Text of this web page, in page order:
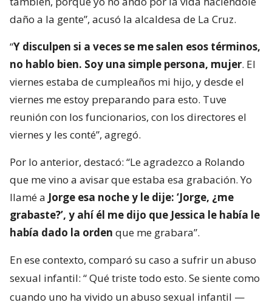
daño a la gente”, acusó la alcaldesa de La Cruz.
“Y disculpen si a veces se me salen esos términos,
no hablo bien. Soy una simple persona, mujer. El
viernes estaba de cumpleaños mi hijo, y desde el
viernes me estoy preparando para esto. Tuve
reunión con los funcionarios, con los directores el
viernes y les conté”, agregó.
Por lo anterior, destacó: “Le agradezco a Rolando
que me vino a avisar que estaba esa grabación. Yo
llamé a Jorge esa noche y le dije: ‘Jorge, ¿me
grabaste?’, y ahí él me dijo que Jessica le había le
había dado la orden que me grabara”.
En ese contexto, comparó su caso a sufrir un abuso
sexual infantil: “Qué triste todo esto. Se siente como
cuando uno ha vivido un abuso sexual infantil —